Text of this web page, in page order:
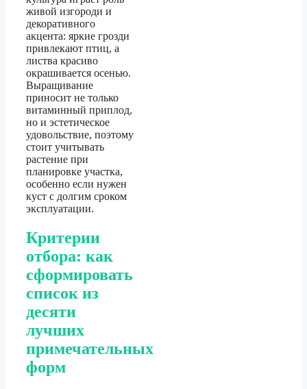
живой изгороди и
декоративного
акцента: яркие грозди
привлекают птиц, а
листва красиво
окрашивается осенью.
Выращивание
приносит не только
витаминный приплод,
но и эстетическое
удовольствие, поэтому
стоит учитывать
растение при
планировке участка,
особенно если нужен
куст с долгим сроком
эксплуатации.
Критерии
отбора: как
сформировать
список из
десяти
лучших
примечательных
форм